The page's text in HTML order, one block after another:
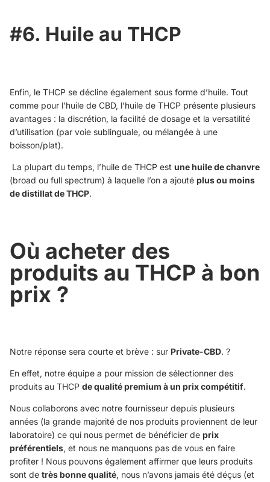
#6. Huile au THCP
Enfin, le THCP se décline également sous forme d’huile. Tout
comme pour l’huile de CBD, l’huile de THCP présente plusieurs
avantages : la discrétion, la facilité de dosage et la versatilité
d’utilisation (par voie sublinguale, ou mélangée à une
boisson/plat).
La plupart du temps, l’huile de THCP est une huile de chanvre
(broad ou full spectrum) à laquelle l’on a ajouté plus ou moins
de distillat de THCP.
Où acheter des
produits au THCP à bon
prix ?
Notre réponse sera courte et brève : sur Private-CBD. ?​
En effet, notre équipe a pour mission de sélectionner des
produits au THCP de qualité premium à un prix compétitif.
Nous collaborons avec notre fournisseur depuis plusieurs
années (la grande majorité de nos produits proviennent de leur
laboratoire) ce qui nous permet de bénéficier de prix
préférentiels, et nous ne manquons pas de vous en faire
profiter ! Nous pouvons également affirmer que leurs produits
sont de très bonne qualité, nous n’avons jamais été déçus (et